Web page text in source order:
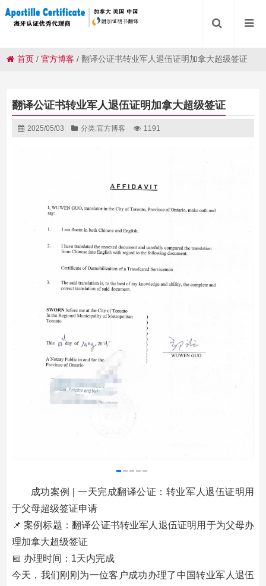
首页 /官方博客 /翻译公证书转业军人退伍证明加拿大超级签证
翻译公证书转业军人退伍证明加拿大超级签证
2025/05/03 分类:官方博客 1191
成功案例 | 一天完成翻译公证：转业军人退伍证明用
于父母超级签证申请
📌 案例标题：翻译公证书转业军人退伍证明用于为父母办
理加拿大超级签证
📅 办理时间：1天内完成
今天，我们刚刚为一位客户成功办理了中国转业军人退伍